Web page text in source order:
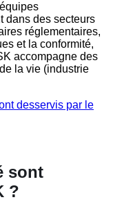
dans des secteurs
réglementaires,
et la conformité,
accompagne des
la vie (industrie
desservis par le
sont
?